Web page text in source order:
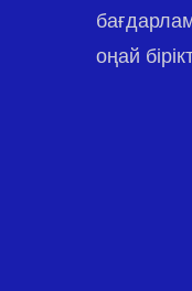
оңай